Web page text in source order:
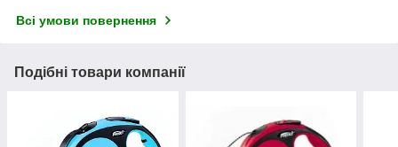
Всі умови повернення
Подібні товари компанії